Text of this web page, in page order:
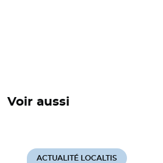
Voir aussi
ACTUALITÉ LOCALTIS